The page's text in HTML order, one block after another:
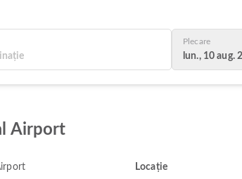
Plecare
lun., 10 aug.
Airport
Locație